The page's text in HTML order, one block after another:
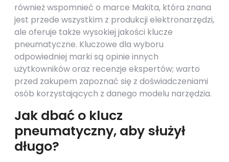
również wspomnieć o marce Makita, która znana
jest przede wszystkim z produkcji elektronarzędzi,
ale oferuje także wysokiej jakości klucze
pneumatyczne. Kluczowe dla wyboru
odpowiedniej marki są opinie innych
użytkowników oraz recenzje ekspertów; warto
przed zakupem zapoznać się z doświadczeniami
osób korzystających z danego modelu narzędzia.
Jak dbać o klucz
pneumatyczny, aby służył
długo?